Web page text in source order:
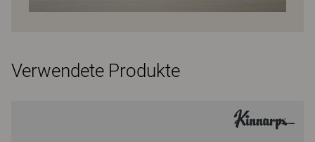
Verwendete Produkte